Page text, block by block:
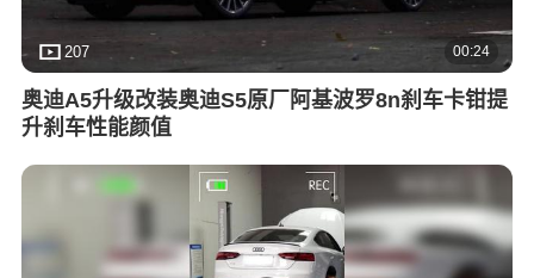
207 00:24
奥迪A5升级改装奥迪S5原厂阿基波罗8n刹车卡钳提
升刹车性能颜值